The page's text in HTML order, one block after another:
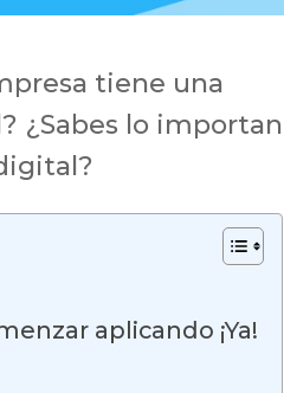
tiene una
¿Sabes lo
aplicando ¡Ya!